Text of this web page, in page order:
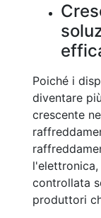
Poiché i
diventare
crescente
controllata
produttori